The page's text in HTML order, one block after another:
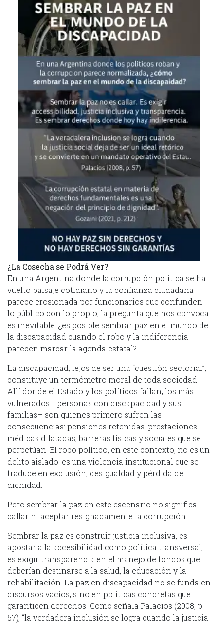
¿La Cosecha se Podrá Ver?
En una Argentina donde la corrupción política se ha
vuelto paisaje cotidiano y la confianza ciudadana
parece erosionada por funcionarios que confunden
lo público con lo propio, la pregunta que nos convoca
es inevitable: ¿es posible sembrar paz en el mundo de
la discapacidad cuando el robo y la indiferencia
parecen marcar la agenda estatal?
La discapacidad, lejos de ser una “cuestión sectorial”,
constituye un termómetro moral de toda sociedad.
Allí donde el Estado y los políticos fallan, los más
vulnerados –personas con discapacidad y sus
familias– son quienes primero sufren las
consecuencias: pensiones retenidas, prestaciones
médicas dilatadas, barreras físicas y sociales que se
perpetúan. El robo político, en este contexto, no es un
delito aislado: es una violencia institucional que se
traduce en exclusión, desigualdad y pérdida de
dignidad.
Pero sembrar la paz en este escenario no significa
callar ni aceptar resignadamente la corrupción.
Sembrar la paz es construir justicia inclusiva, es
apostar a la accesibilidad como política transversal,
es exigir transparencia en el manejo de fondos que
deberían destinarse a la salud, la educación y la
rehabilitación. La paz en discapacidad no se funda en
discursos vacíos, sino en políticas concretas que
garanticen derechos. Como señala Palacios (2008, p.
57), “la verdadera inclusión se logra cuando la justicia